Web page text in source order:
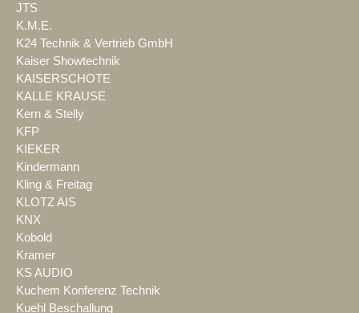
JTS
K.M.E.
K24 Technik & Vertrieb GmbH
Kaiser Showtechnik
KAISERSCHOTE
KALLE KRAUSE
Kern & Stelly
KFP
KIEKER
Kindermann
Kling & Freitag
KLOTZ AIS
KNX
Kobold
Kramer
KS AUDIO
Kuchem Konferenz Technik
Kuehl Beschallung